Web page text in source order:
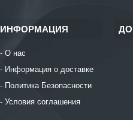
ИНФОРМАЦИЯ
О нас
Информация о доставке
Политика Безопасности
Условия соглашения